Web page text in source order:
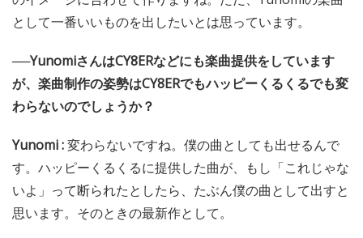
として一番いいものを出したいとは思っています。
──YunomiさんはCY8ERなどにも楽曲提供をしています
が、楽曲制作の姿勢はCY8ERでもハッピーくるくるでも変
わらないのでしょうか？
Yunomi :変わらないですね。僕の曲としても出せるんで
す。ハッピーくるくるに提供した曲が、もし「これじゃな
いよ」って断られたとしたら、たぶん僕の曲として出すと
思います。そのときの最新作として。